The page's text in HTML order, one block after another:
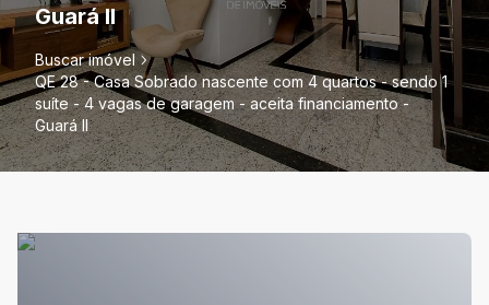
Guará II
Buscar imóvel
QE 28 - Casa Sobrado nascente com 4 quartos - sendo 1
suíte - 4 vagas de garagem - aceita financiamento -
Guará II